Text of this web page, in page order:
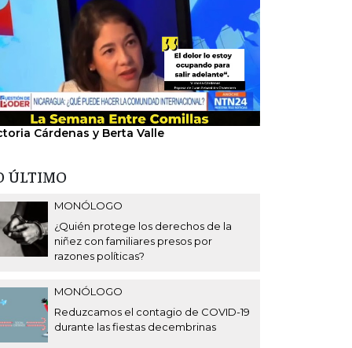
Cárdenas y Berta Valle
ÚLTIMO
MONÓLOGO
¿Quién protege los derechos de la
niñez con familiares presos por
razones políticas?
MONÓLOGO
Reduzcamos el contagio de COVID-19
durante las fiestas decembrinas